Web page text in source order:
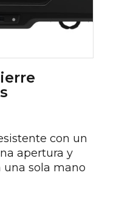
con un
apertura y
una sola mano